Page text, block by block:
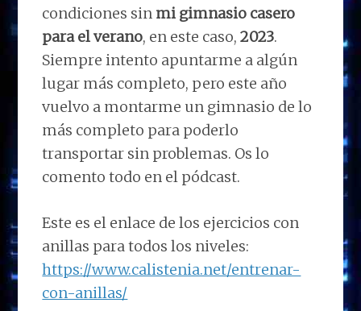
condiciones sin mi gimnasio casero
para el verano, en este caso,2023.
Siempre intento apuntarme a algún
lugar más completo, pero este año
vuelvo a montarme un gimnasio de lo
más completo para poderlo
transportar sin problemas. Os lo
comento todo en el pódcast.
Este es el enlace de los ejercicios con
anillas para todos los niveles:
https://www.calistenia.net/entrenar-
con-anillas/